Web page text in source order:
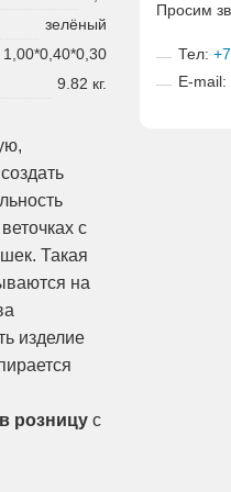
зелёный
1,00*0,40*0,30
9.82 кг.
с
Такая
на
изделие
розницу с
Просим
Тел:
E-mail: